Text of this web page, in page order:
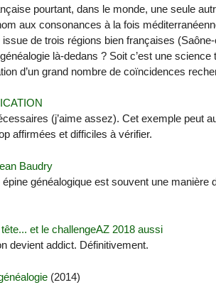
pourtant, dans le monde, une seule
aux consonances à la fois
de trois régions bien françaises
là-dedans ? Soit c’est une science
d’un grand nombre de coïncidences
(j’aime assez). Cet exemple peut
affirmées et difficiles à vérifier.
Baudry
épine généalogique est souvent une manière
et le challengeAZ 2018 aussi
devient addict. Définitivement.
(2014)